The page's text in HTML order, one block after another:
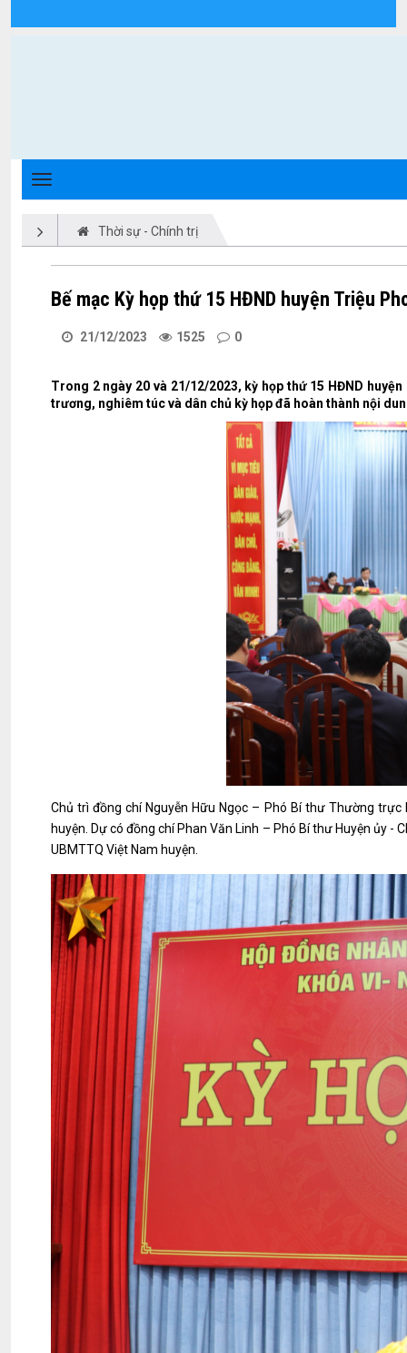
Thời sự - Chính trị
Bế mạc Kỳ họp thứ 15 HĐND huyện Triệu
21/12/2023 1525 0
Trong 2 ngày 20 và 21/12/2023, kỳ họp thứ 15 HĐND
trương, nghiêm túc và dân chủ kỳ họp đã hoàn thành nội
Chủ trì đồng chí Nguyễn Hữu Ngọc – Phó Bí thư Thường trực
huyện. Dự có đồng chí Phan Văn Linh – Phó Bí thư Huyện ủy -
UBMTTQ Việt Nam huyện.